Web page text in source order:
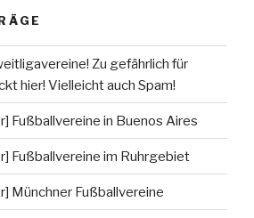
Zu gefährlich für
hier! Vielleicht auch Spam!
Fußballvereine in Buenos Aires
Fußballvereine im Ruhrgebiet
Münchner Fußballvereine